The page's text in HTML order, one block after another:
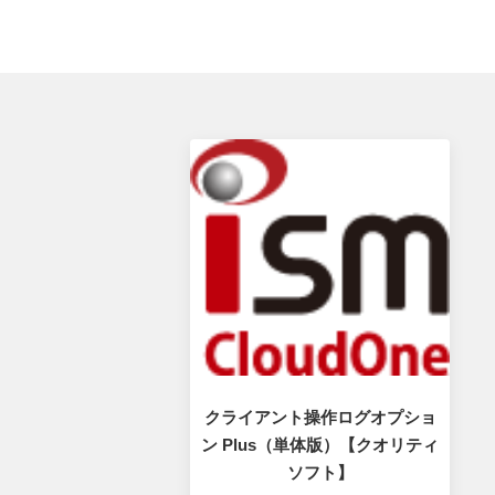
クライアント操作ログオプショ
ン Plus（単体版）【クオリティ
ソフト】